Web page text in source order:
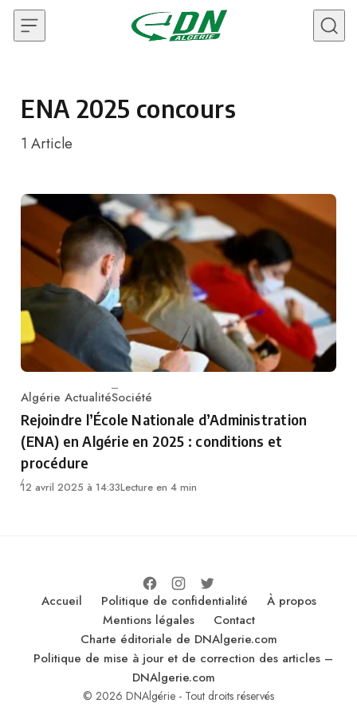
Skip to content
ENA 2025 concours
1 Article
Category
Algérie ActualitéSociété
Rejoindre l’École Nationale d’Administration
(ENA) en Algérie en 2025 : conditions et
procédure
12 avril 2025 à 14:33Lecture en 4 min
Accueil Politique de confidentialité
À propos
Mentions légales
Contact
Charte éditoriale de DNAlgerie.com
Politique de mise à jour et de correction des articles –
DNAlgerie.com
© 2026 DNAlgérie - Tout droits réservés